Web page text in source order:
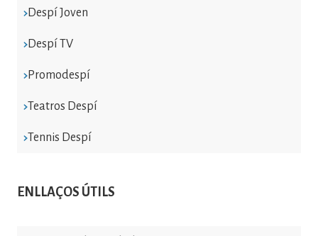
Despí Joven
Despí TV
Promodespí
Teatros Despí
Tennis Despí
ENLLAÇOS ÚTILS